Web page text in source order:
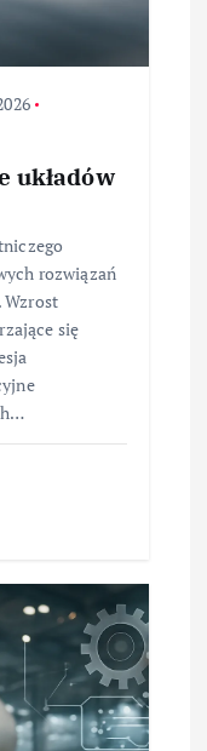
układów
rozwiązań
Wzrost
się